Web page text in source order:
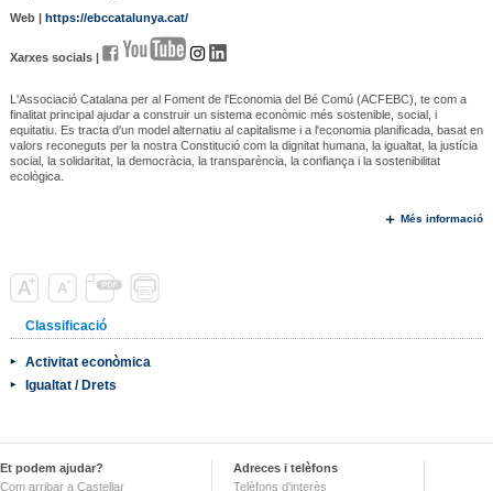
Web | https://ebccatalunya.cat/
Xarxes socials |
L'Associació Catalana per al Foment de l'Economia del Bé Comú (ACFEBC), te com a
finalitat principal ajudar a construir un sistema econòmic més sostenible, social, i
equitatiu. Es tracta d'un model alternatiu al capitalisme i a l'economia planificada, basat en
valors reconeguts per la nostra Constitució com la dignitat humana, la igualtat, la justícia
social, la solidaritat, la democràcia, la transparència, la confiança i la sostenibilitat
ecològica.
Més informació
Classificació
Activitat econòmica
Igualtat / Drets
Et podem ajudar?
Com arribar a Castellar
Adreces i telèfons
Telèfons d'interès